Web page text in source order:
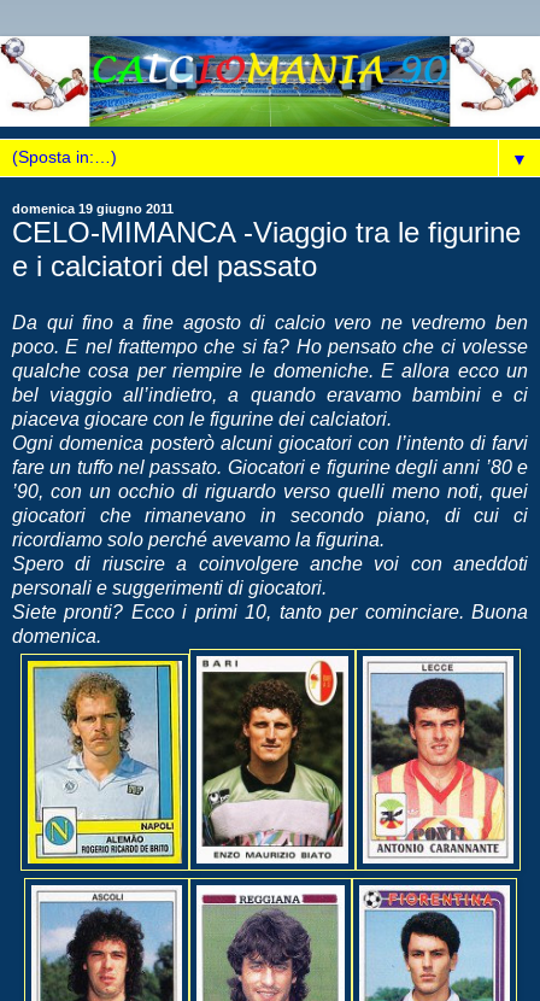
▼
domenica 19 giugno 2011
CELO-MIMANCA -Viaggio tra le figurine
e i calciatori del passato
Da qui fino a fine agosto di calcio vero ne vedremo ben
poco. E nel frattempo che si fa? Ho pensato che ci volesse
qualche cosa per riempire le domeniche. E allora ecco un
bel viaggio all’indietro, a quando eravamo bambini e ci
piaceva giocare con le figurine dei calciatori.
Ogni domenica posterò alcuni giocatori con l’intento di farvi
fare un tuffo nel passato. Giocatori e figurine degli anni ’80 e
’90, con un occhio di riguardo verso quelli meno noti, quei
giocatori che rimanevano in secondo piano, di cui ci
ricordiamo solo perché avevamo la figurina.
Spero di riuscire a coinvolgere anche voi con aneddoti
personali e suggerimenti di giocatori.
Siete pronti? Ecco i primi 10, tanto per cominciare. Buona
domenica.